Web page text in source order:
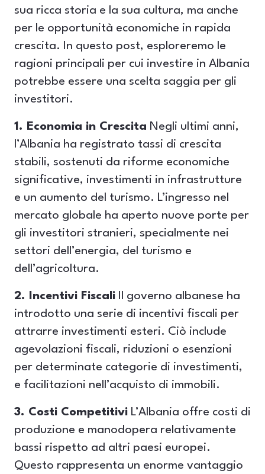
sua ricca storia e la sua cultura, ma anche
per le opportunità economiche in rapida
crescita. In questo post, esploreremo le
ragioni principali per cui investire in Albania
potrebbe essere una scelta saggia per gli
investitori.
1. Economia in Crescita Negli ultimi anni,
l’Albania ha registrato tassi di crescita
stabili, sostenuti da riforme economiche
significative, investimenti in infrastrutture
e un aumento del turismo. L’ingresso nel
mercato globale ha aperto nuove porte per
gli investitori stranieri, specialmente nei
settori dell’energia, del turismo e
dell’agricoltura.
2. Incentivi Fiscali Il governo albanese ha
introdotto una serie di incentivi fiscali per
attrarre investimenti esteri. Ciò include
agevolazioni fiscali, riduzioni o esenzioni
per determinate categorie di investimenti,
e facilitazioni nell’acquisto di immobili.
3. Costi Competitivi L’Albania offre costi di
produzione e manodopera relativamente
bassi rispetto ad altri paesi europei.
Questo rappresenta un enorme vantaggio